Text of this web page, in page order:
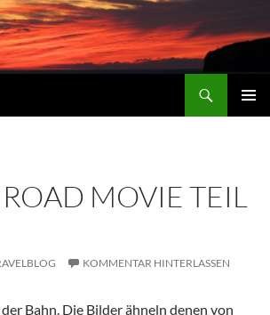
MOVIE TEIL
KOMMENTAR HINTERLASSEN
Bahn. Die Bilder ähneln denen von